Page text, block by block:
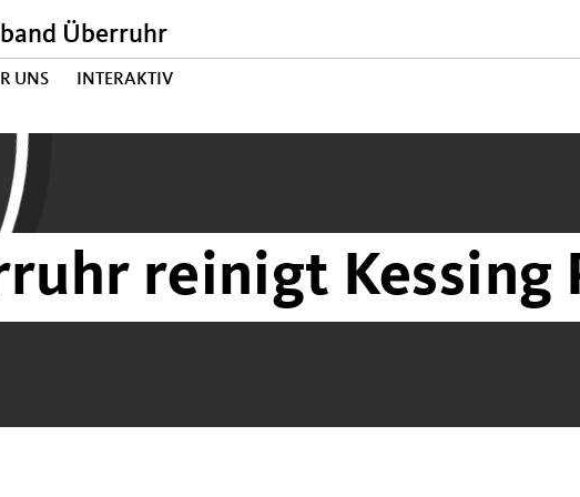
Überruhr
UNS INTERAKTIV
reinigt Kessing